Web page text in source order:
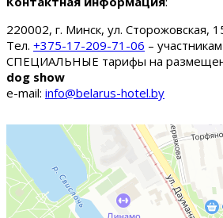
220002, г. Минск, ул. Сторожовская,
Тел. +375-17-209-71-06 –
СПЕЦИАЛЬНЫЕ тарифы на
dog show
e-mail: info@belarus-hotel.by